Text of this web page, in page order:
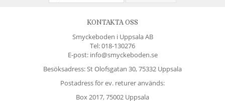
KONTAKTA OSS
Smyckeboden i Uppsala AB
Tel:018-130276
E-post: info@smyckeboden.se
Besöksadress: St Olofsgatan 30, 75332 Uppsala
Postadress för ev. returer används:
Box 2017, 75002 Uppsala